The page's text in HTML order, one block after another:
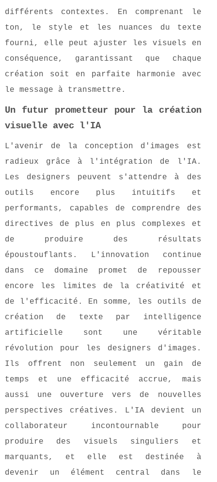
différents contextes. En comprenant le
ton, le style et les nuances du texte
fourni, elle peut ajuster les visuels en
conséquence, garantissant que chaque
création soit en parfaite harmonie avec
le message à transmettre.
Un futur prometteur pour la création
visuelle avec l'IA
L'avenir de la conception d'images est
radieux grâce à l'intégration de l'IA.
Les designers peuvent s'attendre à des
outils encore plus intuitifs et
performants, capables de comprendre des
directives de plus en plus complexes et
de produire des résultats
époustouflants. L'innovation continue
dans ce domaine promet de repousser
encore les limites de la créativité et
de l'efficacité. En somme, les outils de
création de texte par intelligence
artificielle sont une véritable
révolution pour les designers d'images.
Ils offrent non seulement un gain de
temps et une efficacité accrue, mais
aussi une ouverture vers de nouvelles
perspectives créatives. L'IA devient un
collaborateur incontournable pour
produire des visuels singuliers et
marquants, et elle est destinée à
devenir un élément central dans le